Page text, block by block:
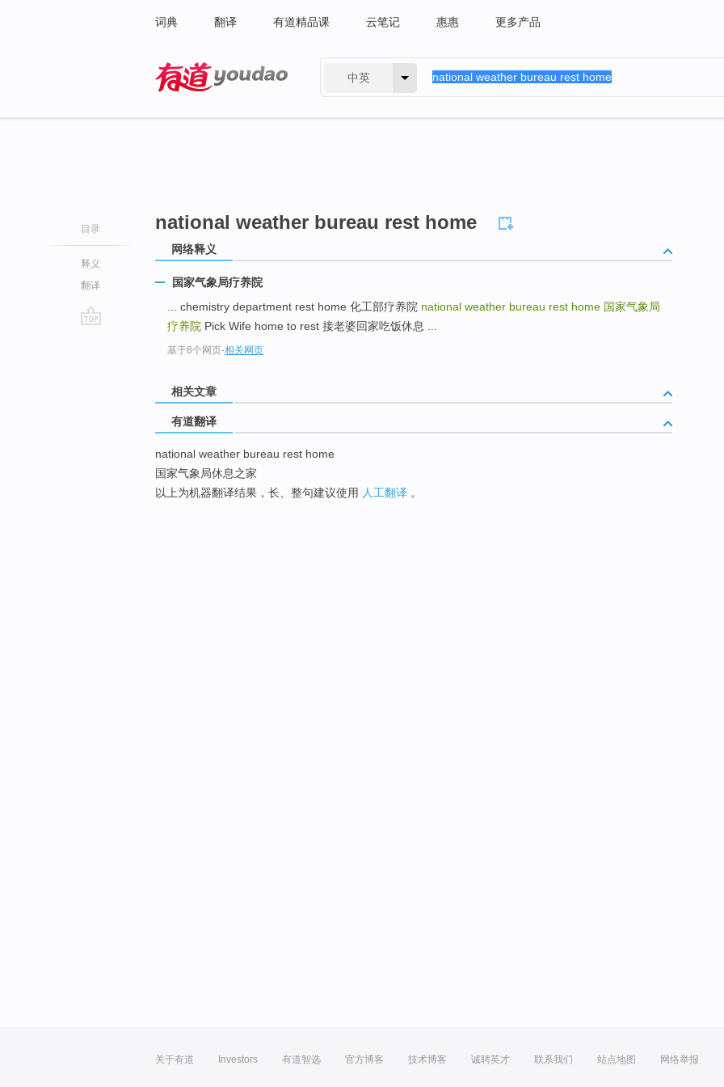
词典 翻译 有道精品课 云笔记 惠惠 更多产品
中英
目录
释义
翻译
national weather bureau rest home
网络释义
国家气象局疗养院
... chemistry department rest home 化工部疗养院 national weather bureau rest home 国家气象局
疗养院 Pick Wife home to rest 接老婆回家吃饭休息 ...
基于8个网页-相关网页
相关文章
有道翻译
national weather bureau rest home
国家气象局休息之家
以上为机器翻译结果，长、整句建议使用 人工翻译 。
关于有道 Investors 有道智选 官方博客 技术博客 诚聘英才 联系我们 站点地图 网络举报